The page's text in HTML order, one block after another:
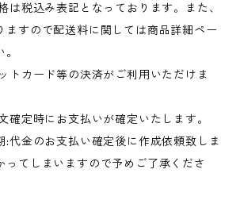
税込み表記となっております。また、
ますので配送料に関しては商品詳細ペー
トカード等の決済がご利用いただけま
定時にお支払いが確定いたします。
代金のお支払い確定後に作成依頼致しま
ってしまいますので予めご了承くださ